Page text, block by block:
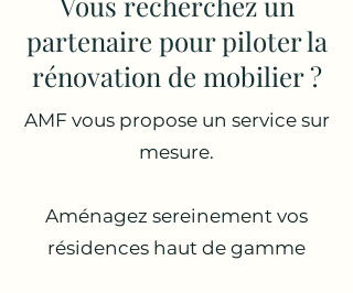
partenaire pour piloter la
rénovation de mobilier ?
AMF vous propose un service sur
mesure.
Aménagez sereinement vos
résidences haut de gamme